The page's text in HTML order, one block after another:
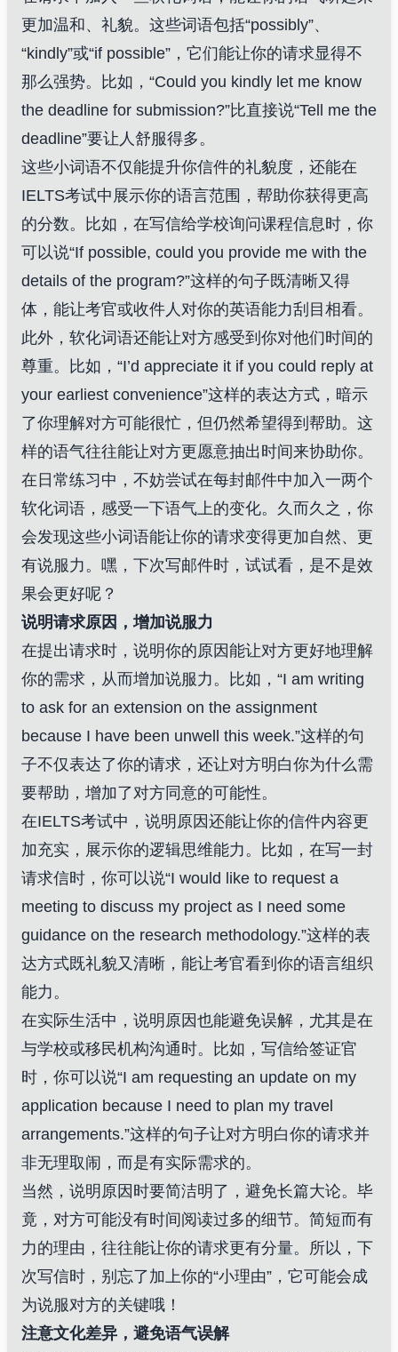
更加温和、礼貌。这些词语包括“possibly”、
“kindly”或“if possible”，它们能让你的请求显得不
那么强势。比如，“Could you kindly let me know
the deadline for submission?”比直接说“Tell me the
deadline”要让人舒服得多。
这些小词语不仅能提升你信件的礼貌度，还能在
IELTS考试中展示你的语言范围，帮助你获得更高
的分数。比如，在写信给学校询问课程信息时，你
可以说“If possible, could you provide me with the
details of the program?”这样的句子既清晰又得
体，能让考官或收件人对你的英语能力刮目相看。
此外，软化词语还能让对方感受到你对他们时间的
尊重。比如，“I’d appreciate it if you could reply at
your earliest convenience”这样的表达方式，暗示
了你理解对方可能很忙，但仍然希望得到帮助。这
样的语气往往能让对方更愿意抽出时间来协助你。
在日常练习中，不妨尝试在每封邮件中加入一两个
软化词语，感受一下语气上的变化。久而久之，你
会发现这些小词语能让你的请求变得更加自然、更
有说服力。嘿，下次写邮件时，试试看，是不是效
果会更好呢？
说明请求原因，增加说服力
在提出请求时，说明你的原因能让对方更好地理解
你的需求，从而增加说服力。比如，“I am writing
to ask for an extension on the assignment
because I have been unwell this week.”这样的句
子不仅表达了你的请求，还让对方明白你为什么需
要帮助，增加了对方同意的可能性。
在IELTS考试中，说明原因还能让你的信件内容更
加充实，展示你的逻辑思维能力。比如，在写一封
请求信时，你可以说“I would like to request a
meeting to discuss my project as I need some
guidance on the research methodology.”这样的表
达方式既礼貌又清晰，能让考官看到你的语言组织
能力。
在实际生活中，说明原因也能避免误解，尤其是在
与学校或移民机构沟通时。比如，写信给签证官
时，你可以说“I am requesting an update on my
application because I need to plan my travel
arrangements.”这样的句子让对方明白你的请求并
非无理取闹，而是有实际需求的。
当然，说明原因时要简洁明了，避免长篇大论。毕
竟，对方可能没有时间阅读过多的细节。简短而有
力的理由，往往能让你的请求更有分量。所以，下
次写信时，别忘了加上你的“小理由”，它可能会成
为说服对方的关键哦！
注意文化差异，避免语气误解